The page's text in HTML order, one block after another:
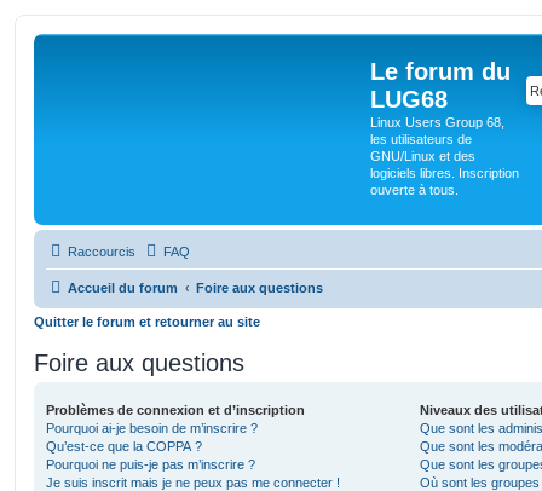
Le forum du
LUG68
Linux Users Group 68,
les utilisateurs de
GNU/Linux et des
logiciels libres. Inscription
ouverte à tous.
Raccourcis FAQ
Accueil du forum Foire aux questions
Quitter le forum et retourner au site
Foire aux questions
Problèmes de connexion et d’inscription
Pourquoi ai-je besoin de m’inscrire ?
Qu’est-ce que la COPPA ?
Pourquoi ne puis-je pas m’inscrire ?
Je suis inscrit mais je ne peux pas me connecter !
Niveaux des
Que sont les
Que sont les
Que sont les
Où sont les groupes